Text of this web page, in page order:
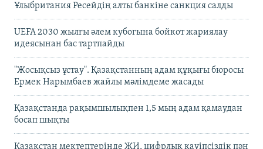
Ұлыбритания Ресейдің алты банкіне санкция салды
UEFA 2030 жылғы әлем кубогына бойкот жариялау
идеясынан бас тартпайды
"Жосықсыз ұстау". Қазақстанның адам құқығы бюросы
Ермек Нарымбаев жайлы мәлімдеме жасады
Қазақстанда рақымшылықпен 1,5 мың адам қамаудан
босап шықты
Қазақстан мектептерінде ЖИ, цифрлық қауіпсіздік пән